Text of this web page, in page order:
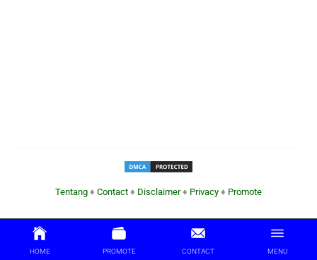
Tentang ♦ Contact ♦ Disclaimer♦ Privacy ♦ Promote
HOME PROMOTE CONTACT MENU